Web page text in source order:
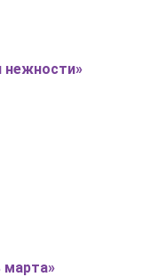
нежности»
марта»